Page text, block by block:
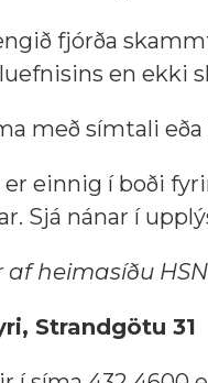
fjórða
en ekki
með símtali
einnig í boði
Sjá nánar í
af heimasíðu
Strandgötu 31